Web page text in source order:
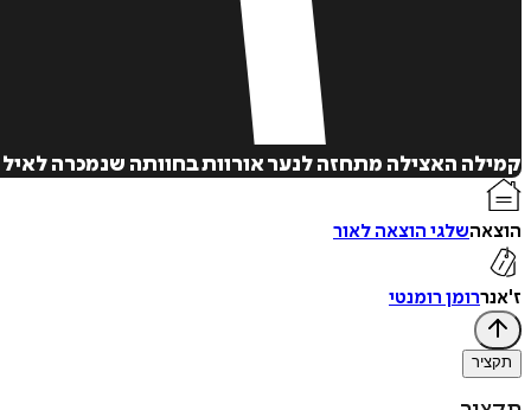
קמילה האצילה מתחזה לנער אורוות בחוותה שנמכרה
הוצאהשלגי הוצאה לאור
ז'אנררומן רומנטי
תקציר